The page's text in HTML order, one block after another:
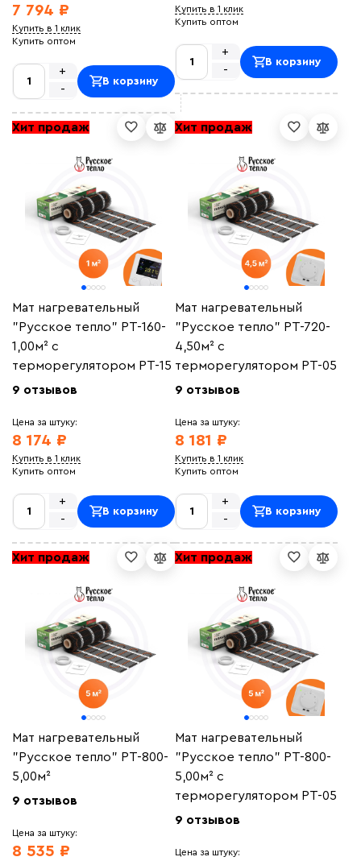
7 794 ₽
Купить в 1 клик
Купить оптом
-
+
В корзину
Купить в 1 клик
Купить оптом
-
+
В корзину
Хит продаж
Мат нагревательный
"Русское тепло" РТ-160-
1,00м² с
терморегулятором РТ-15
9 отзывов
Цена за штуку:
8 174 ₽
Купить в 1 клик
Купить оптом
-
+
В корзину
Хит продаж
Мат нагревательный
"Русское тепло" РТ-720-
4,50м² с
терморегулятором РТ-05
9 отзывов
Цена за штуку:
8 181 ₽
Купить в 1 клик
Купить оптом
-
+
В корзину
Хит продаж
Мат нагревательный
"Русское тепло" РТ-800-
5,00м²
9 отзывов
Цена за штуку:
8 535 ₽
Хит продаж
Мат нагревательный
"Русское тепло" РТ-800-
5,00м² с
терморегулятором РТ-05
9 отзывов
Цена за штуку: